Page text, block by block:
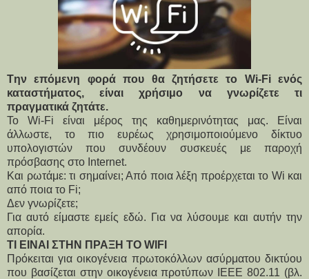
Tην επόμενη φορά που θα ζητήσετε το Wi-Fi ενός
καταστήματος, είναι χρήσιμο να γνωρίζετε τι
πραγματικά ζητάτε.
Το Wi-Fi είναι μέρος της καθημερινότητας μας. Είναι
άλλωστε, το πιο ευρέως χρησιμοποιούμενο δίκτυο
υπολογιστών που συνδέουν συσκευές με παροχή
πρόσβασης στο Internet.
Και ρωτάμε: τι σημαίνει; Από ποια λέξη προέρχεται το Wi και
από ποια το Fi;
Δεν γνωρίζετε;
Για αυτό είμαστε εμείς εδώ. Για να λύσουμε και αυτήν την
απορία.
ΤΙ ΕΙΝΑΙ ΣΤΗΝ ΠΡΑΞΗ ΤΟ WIFI
Πρόκειται για οικογένεια πρωτοκόλλων ασύρματου δικτύου
που βασίζεται στην οικογένεια προτύπων IEEE 802.11 (βλ.